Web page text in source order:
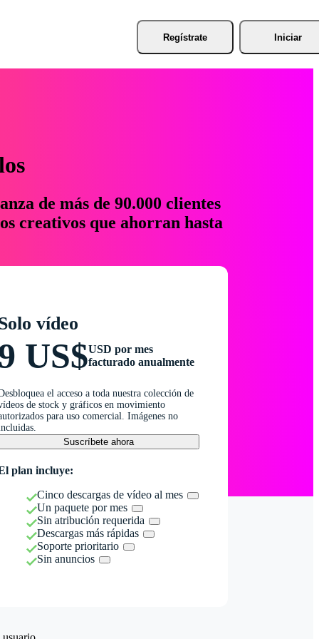
Regístrate Iniciar
de más de 90.000 clientes
creativos que ahorran hasta
vídeo
US$USD por mes
facturado anualmente
el acceso a toda nuestra colección de
de stock y gráficos en movimiento
para uso comercial. Imágenes no
Suscríbete ahora
plan incluye:
Cinco descargas de vídeo al mes
Un paquete por mes
Sin atribución requerida
Descargas más rápidas
Soporte prioritario
Sin anuncios